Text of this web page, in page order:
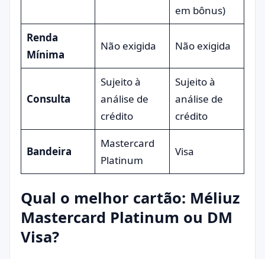
em bônus)
Renda
Mínima
Não exigida Não exigida
Consulta
Sujeito à
análise de
crédito
Sujeito à
análise de
crédito
Bandeira
Mastercard
Platinum
Visa
Qual o melhor cartão: Méliuz
Mastercard Platinum ou DM
Visa?